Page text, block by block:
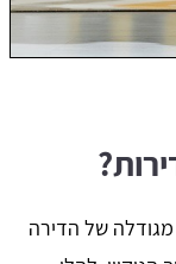
מגודלה של הדירה